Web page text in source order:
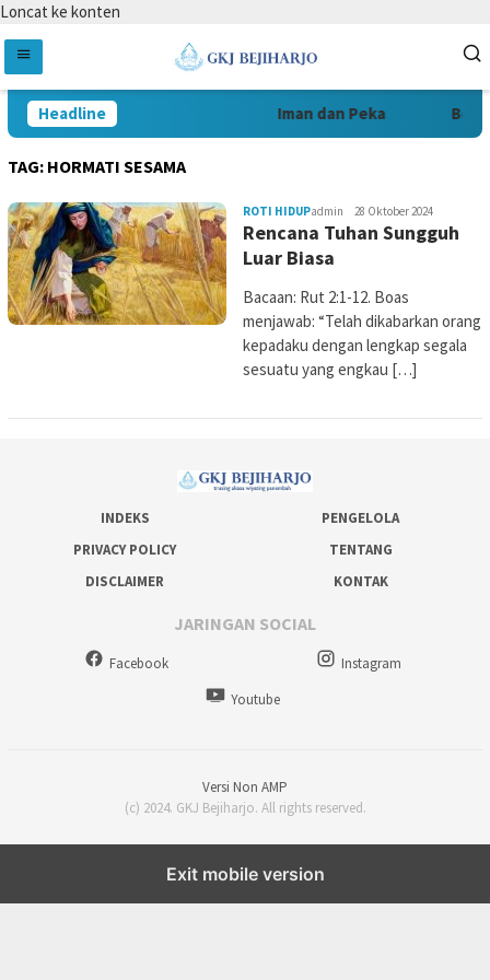
Loncat ke konten
Headline Iman dan Peka
TAG: HORMATI SESAMA
ROTI HIDUPadmin 28 Oktober 2024
Rencana Tuhan Sungguh
Luar Biasa
Bacaan: Rut 2:1-12. Boas
menjawab: “Telah dikabarkan orang
kepadaku dengan lengkap segala
sesuatu yang engkau […]
INDEKS
PENGELOLA
PRIVACY POLICY
TENTANG
DISCLAIMER
KONTAK
JARINGAN SOCIAL
Facebook
Instagram
Youtube
Versi Non AMP
(c) 2024. GKJ Bejiharjo. All rights reserved.
Exit mobile version